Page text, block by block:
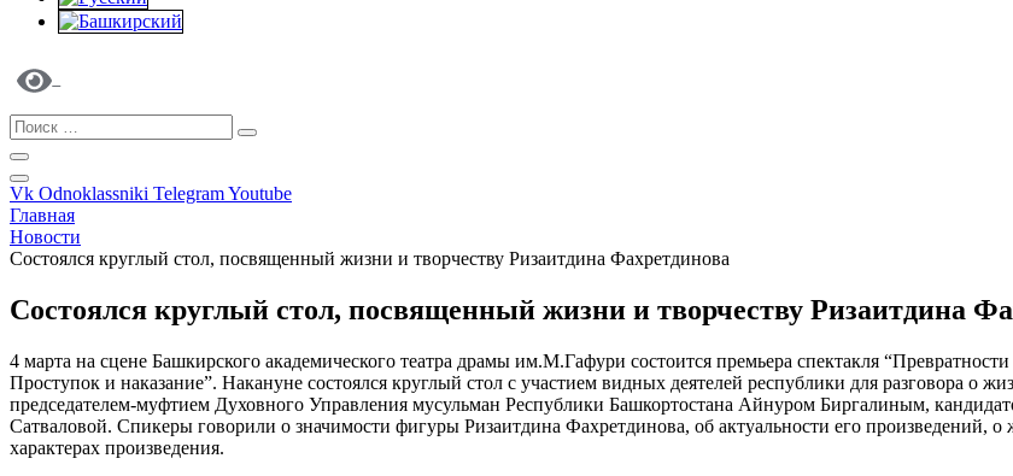
Vk Odnoklassniki TelegramYoutube
Главная
Новости
Состоялся круглый стол, посвященный жизни и творчеству Ризаитдина Фахретдинова
Состоялся круглый стол, посвященный жизни и творчеству Ризаитдина
4 марта на сцене Башкирского академического театра драмы им.М.Гафури состоится премьера спектакля
Проступок и наказание”. Накануне состоялся круглый стол с участием видных деятелей республики для разговора
председателем-муфтием Духовного Управления мусульман Республики Башкортостана Айнуром Биргалиным,
Сатваловой. Спикеры говорили о значимости фигуры Ризаитдина Фахретдинова, об актуальности его произведений, о
характерах произведения.